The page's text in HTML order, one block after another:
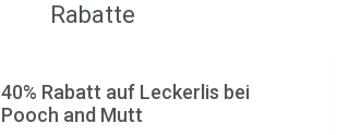
Rabatte
40% Rabatt auf Leckerlis bei
Pooch and Mutt